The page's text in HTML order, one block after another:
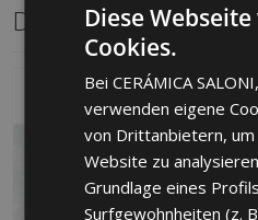
Dasselbe Format
Diese
Cookies.
Bei CERÁMICA
verwenden eigene
von Drittanbietern,
Website zu
Grundlage eines
Surfgewohnheiten (z.